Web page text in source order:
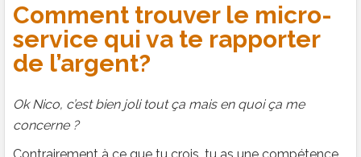
Comment trouver le micro-
service qui va te rapporter
de l’argent?
Ok Nico, c’est bien joli tout ça mais en quoi ça me
concerne ?